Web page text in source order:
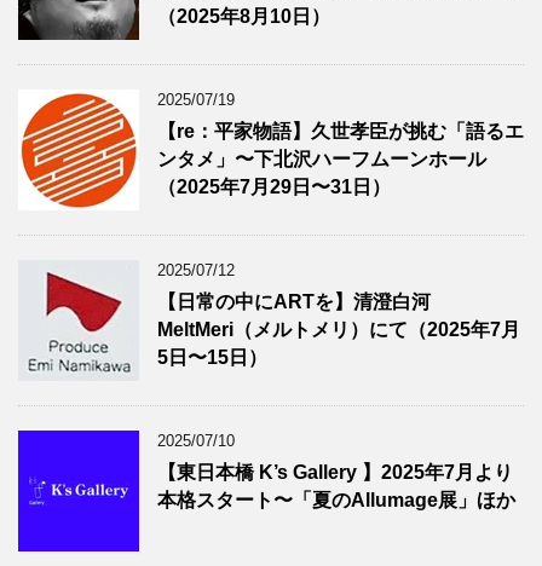
（2025年8月10日）
2025/07/19
【re：平家物語】久世孝臣が挑む「語るエ
ンタメ」〜下北沢ハーフムーンホール
（2025年7月29日〜31日）
2025/07/12
【日常の中にARTを】清澄白河
MeltMeri（メルトメリ）にて（2025年7月
5日〜15日）
2025/07/10
【東日本橋 K’s Gallery 】2025年7月より
本格スタート〜「夏のAllumage展」ほか